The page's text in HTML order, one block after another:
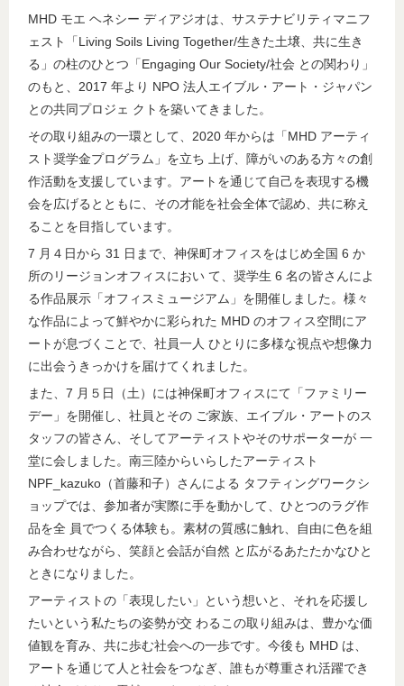
MHD モエ ヘネシー ディアジオは、サステナビリティマニフ
ェスト「Living Soils Living Together/生きた土壌、共に生き
る」の柱のひとつ「Engaging Our Society/社会 との関わり」
のもと、2017 年より NPO 法人エイブル・アート・ジャパン
との共同プロジェ クトを築いてきました。
その取り組みの一環として、2020 年からは「MHD アーティ
スト奨学金プログラム」を立ち 上げ、障がいのある方々の創
作活動を支援しています。アートを通じて自己を表現する機
会を広げるとともに、その才能を社会全体で認め、共に称え
ることを目指しています。
7 月４日から 31 日まで、神保町オフィスをはじめ全国 6 か
所のリージョンオフィスにおい て、奨学生 6 名の皆さんによ
る作品展示「オフィスミュージアム」を開催しました。様々
な作品によって鮮やかに彩られた MHD のオフィス空間にア
ートが息づくことで、社員一人 ひとりに多様な視点や想像力
に出会うきっかけを届けてくれました。
また、7 月５日（土）には神保町オフィスにて「ファミリー
デー」を開催し、社員とその ご家族、エイブル・アートのス
タッフの皆さん、そしてアーティストやそのサポーターが 一
堂に会しました。南三陸からいらしたアーティスト
NPF_kazuko（首藤和子）さんによる タフティングワークシ
ョップでは、参加者が実際に手を動かして、ひとつのラグ作
品を全 員でつくる体験も。素材の質感に触れ、自由に色を組
み合わせながら、笑顔と会話が自然 と広がるあたたかなひと
ときになりました。
アーティストの「表現したい」という想いと、それを応援し
たいという私たちの姿勢が交 わるこの取り組みは、豊かな価
値観を育み、共に歩む社会への一歩です。今後も MHD は、
アートを通じて人と社会をつなぎ、誰もが尊重され活躍でき